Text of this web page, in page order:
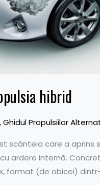
hibrid
,Ghidul Propulsiilor
scânteia care a
ardere internă.
format (de obicei)